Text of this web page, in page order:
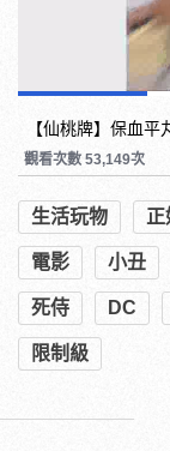
【仙桃牌】保血平
觀看次數 53,149次
生活玩物 正
電影 小丑
死侍 DC
限制級